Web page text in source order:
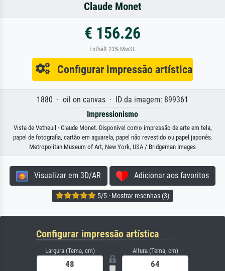
Claude Monet
€ 156.26
Enthält 23% MwSt.
Configurar impressão artística
1880 · oil on canvas · ID da imagem: 899361
Impressionismo
Vista de Vetheuil · Claude Monet. Disponível como impressão de arte em tela,
papel de fotografia, cartão em aguarela, papel não revestido ou papel japonês.
Metropolitan Museum of Art, New York, USA / Bridgeman Images
Visualizar em 3D/AR Adicionar aos favoritos
5/5 · Mostrar resenhas (3)
Configurar impressão artística
Largura (Tema, cm) Altura (Tema, cm)